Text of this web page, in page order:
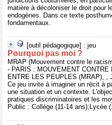
matière à décoloniser le droit pour
endogènes. Dans ce texte
fondamentaux.
[outil pédagogique] : jeu
Pourquoi pas moi ?
MRAP (Mouvement contre le
- PARIS : MOUVEMENT
ENTRE LES PEUPLES (MRAP), ,
Ce jeu invite à imaginer un récit à
une situation et un contexte.
pratiques discriminatoires et les
Public : Collège (11-14 ans);Lycée